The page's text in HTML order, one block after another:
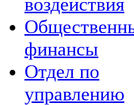
финансы
Отдел по
управлению